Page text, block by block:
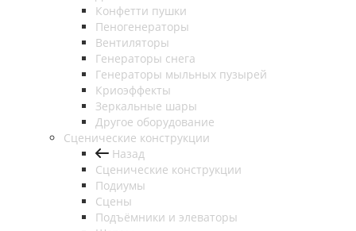
Конфетти пушки
Пеногенераторы
Вентиляторы
Генераторы снега
Генераторы мыльных пузырей
Криоэффекты
Зеркальные шары
Другое оборудование
Сценические конструкции
Назад
Сценические конструкции
Подиумы
Сцены
Подъёмники и элеваторы